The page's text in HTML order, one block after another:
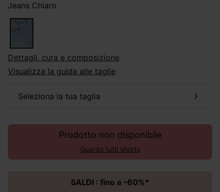
Jeans Chiaro
dettagli, cura e composizione
Visualizza la guida alle taglie
seleziona la tua taglia
Prodotto non disponibile
Guarda tutti shorts
SALDI : fino a –60%*